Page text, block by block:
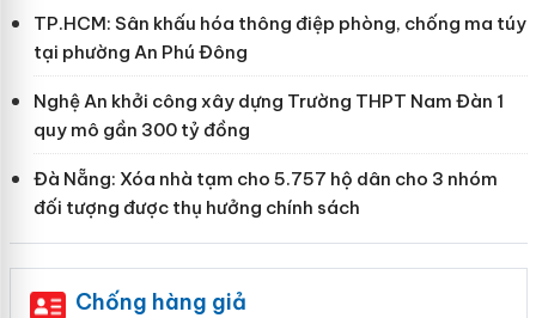
TP.HCM: Sân khấu hóa thông điệp phòng, chống ma túy
tại phường An Phú Đông
Nghệ An khởi công xây dựng Trường THPT Nam Đàn 1
quy mô gần 300 tỷ đồng
Đà Nẵng: Xóa nhà tạm cho 5.757 hộ dân cho 3 nhóm
đối tượng được thụ hưởng chính sách
Chống hàng giả